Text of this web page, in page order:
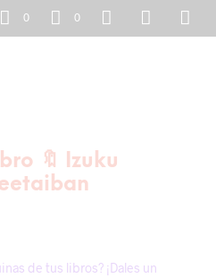
0 0
🔖 Izuku
de tus libros? ¡Dales un